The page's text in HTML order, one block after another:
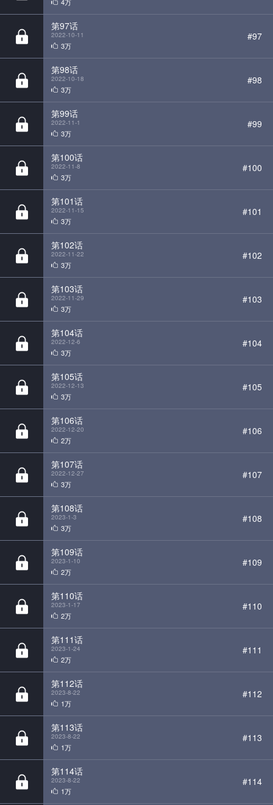
第98话
2022-10-18
3万
#98
第99话
2022-11-1
3万
#99
第100话
2022-11-8
3万
#100
第101话
2022-11-15
3万
#101
第102话
2022-11-22
3万
#102
第103话
2022-11-29
3万
#103
第104话
2022-12-6
3万
#104
第105话
2022-12-13
3万
#105
第106话
2022-12-20
2万
#106
第107话
2022-12-27
3万
#107
第108话
2023-1-3
3万
#108
第109话
2023-1-10
2万
#109
第110话
2023-1-17
2万
#110
第111话
2023-1-24
2万
#111
第112话
2023-8-22
1万
#112
第113话
2023-8-22
1万
#113
第114话
2023-8-22
1万
#114
第115话
2023-8-22
1万
#115